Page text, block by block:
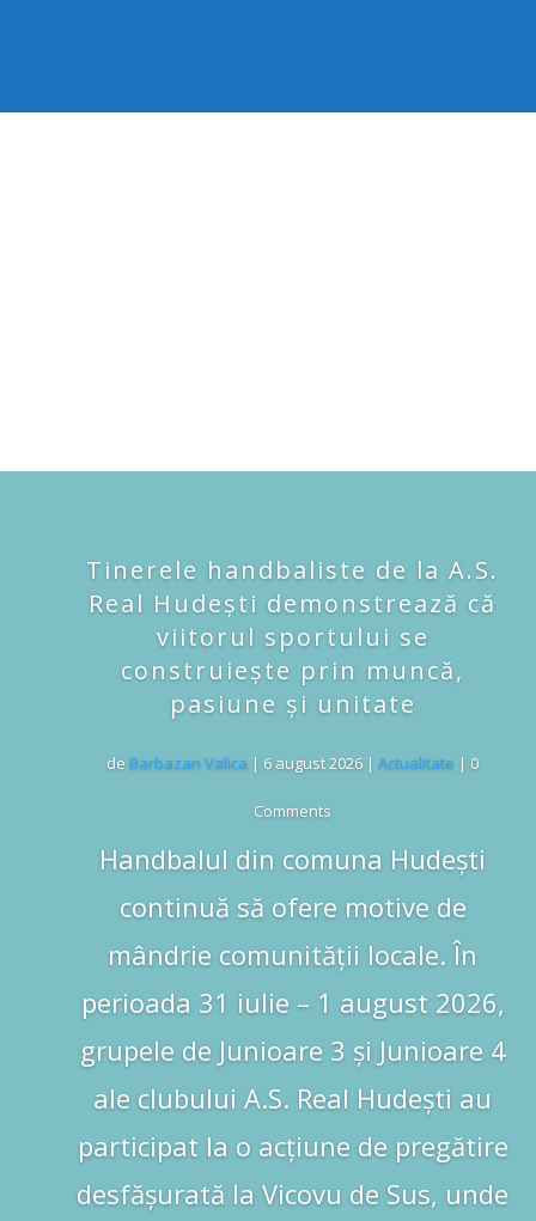
Tinerele handbaliste de la A.S.
Real Hudești demonstrează că
viitorul sportului se
construiește prin muncă,
pasiune și unitate
de Barbazan Valica | 6 august 2026 |Actualitate | 0
Comments
Handbalul din comuna Hudești
continuă să ofere motive de
mândrie comunității locale. În
perioada 31 iulie – 1 august 2026,
grupele de Junioare 3 și Junioare 4
ale clubului A.S. Real Hudești au
participat la o acțiune de pregătire
desfășurată la Vicovu de Sus, unde